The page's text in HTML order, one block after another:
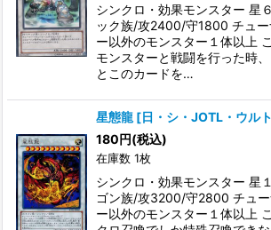
シンクロ・効果モンスター 星
ック族/攻2400/守1800 チュー
ー以外のモンスター１体以上
モンスターと戦闘を行った時
とこのカードを…
星態龍 [日・シ・JOTL・ウル
180円(税込)
在庫数 1枚
シンクロ・効果モンスター 星
ゴン族/攻3200/守2800 チュ
ー以外のモンスター１体以上